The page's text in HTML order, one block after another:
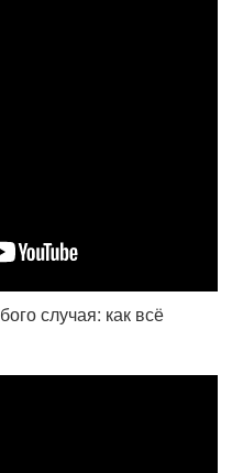
случая: как всё